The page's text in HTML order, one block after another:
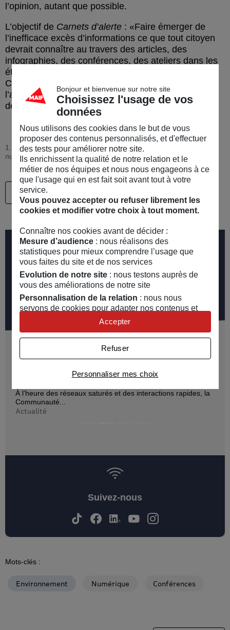
l’opinion, autant que possible.
L’objectif de Carnets d’alerte :
Faire émerger de
l’inefficace excès d’informations ce que tout citoyen
devrait connaître au travers des articles, des
infographies, des conférences, des ateliers dans les
établissements scolaires, des vidéos…
Corinne Chevreton. Journaliste et présidente de
l’association, elle anime cette conférence aux côtés
de Juliette Duquesne.
1. Source : Frédéric Bordage,Empreinte environnementale du
numérique mondial, GreenIT.fr, 2019, p. 10
D'autres conférences MAIF en replay
Notre engagement pour
l’environnement
Découvrir
Nos actes
09 juillet 2026
Communauté MAIF : deux ans de liens qui se
À l’heure des réseaux saturés et des interactions rapides, la
Communauté...
Actualité
Suivez-nous
Mots-clés :
Environnement Numérique Conférences
Bonjour et bienvenue sur notre site
Choisissez l'usage de vos
données
Nous utilisons des cookies dans le but de vous
proposer des contenus personnalisés, et d'effectuer
des tests pour améliorer notre site.
Ils enrichissent la qualité de notre relation et le
métier de nos équipes et nous nous engageons à ce
que l'usage qui en est fait soit avant tout à votre
service.
Vous pouvez accepter ou refuser librement les
cookies et modifier votre choix à tout moment.
Connaître nos cookies avant de décider :
Mesure d’audience: nous réalisons des
statistiques pour mieux comprendre l’usage que
vous faites du site et de nos services
Evolution de notre site: nous testons auprès de
vous des améliorations de notre site
Personnalisation de la relation : nous nous
servons de cookies pour adapter nos contenus et
personnaliser nos offres
Univers publicitaire: nous utilisons avec nos
partenaires des cookies pour afficher des publicités
Connaître notre politique cookies et la liste de nos
Personnaliser mes choix
Refuser
Accepter